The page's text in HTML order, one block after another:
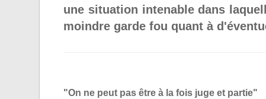
une situation intenable dans
moindre garde fou quant à
"On ne peut pas être à la fois juge et partie"